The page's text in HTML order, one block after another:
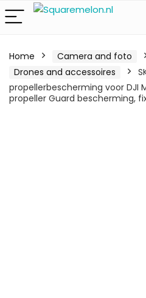
Home
Camera and foto
Drones and accessoires
propellerbescherming voor DJI
propeller Guard bescherming,